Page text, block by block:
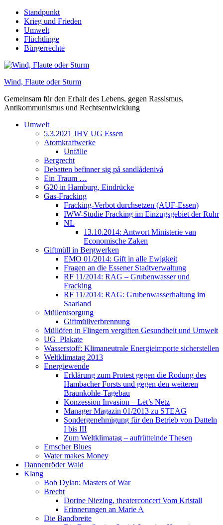
Skip
content
Standpunkt
Krieg und Frieden
Umwelt
Flüchtlinge
Bürgerrechte
Wind, Flaute oder Sturm
Gemeinsam für den Erhalt des Lebens, gegen Rassismus,
Antikommunismus und Rechtsentwicklung
Umwelt
5.3.2021 JHV UG Essen
Atomkraftwerke
Unfälle
Bergrecht
Debatten befinner sig på sandlådenivå
Ein Traum …
G20 in Hamburg, Eindrücke
Gas-Fracking
Fracking-Verbot durchsetzen (AUF-Essen)
IWW-Studie Fracking im Einzugsgebiet der Ruhr
NL
13.10.2014: Antwort Ministerie van
Economische Zaken
Giftmüll in Bergwerken
EMO 01/2014: Gift in alle Ewigkeit
Fragen an die Essener Stadtverwaltung
RF 11/2014: RAG – Grubenwasser und
Fracking
RF 11/2014: RAG: Grubenwasserhaltung im
Saarland
Müllentsorgung
Giftmüllverbrennung
Müllöfen in Flingern vergiften Gesundheit und Umwelt
UG_Plakate
Wasserstoff: Klimaneutrale Energieimporte sicherstellen
Weltklimatag 2013
Energiewende
Erklärung zum Protest gegen die Rodung des
Hambacher Forsts und gegen den weiteren
Braunkohle-Tagebau
Konzession Invasion – Let’s Netz
Manager Magazin 01/2013 zu STEAG
Sondergenehmigung für den Betrieb von Datteln
I bis III
Zum Weltklimatag – aufrüttelnde Thesen
Emscher Blues
Water makes Money
Dannenröder Wald
Klang
Bob Dylan: Masters of War
Brecht
Dorine Niezing, theaterconcert Vom Kristall
Erinnerungen an Marie A
Die Bandbreite